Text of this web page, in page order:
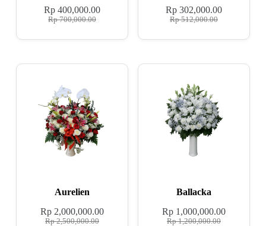
Rp700,000.00
Rp400,000.00
Rp512,000.00
Rp 302,000.00
Aurelien
Rp2,500,000.00
Rp2,000,000.00
Ballacka
Rp1,200,000.00
Rp 1,000,000.00